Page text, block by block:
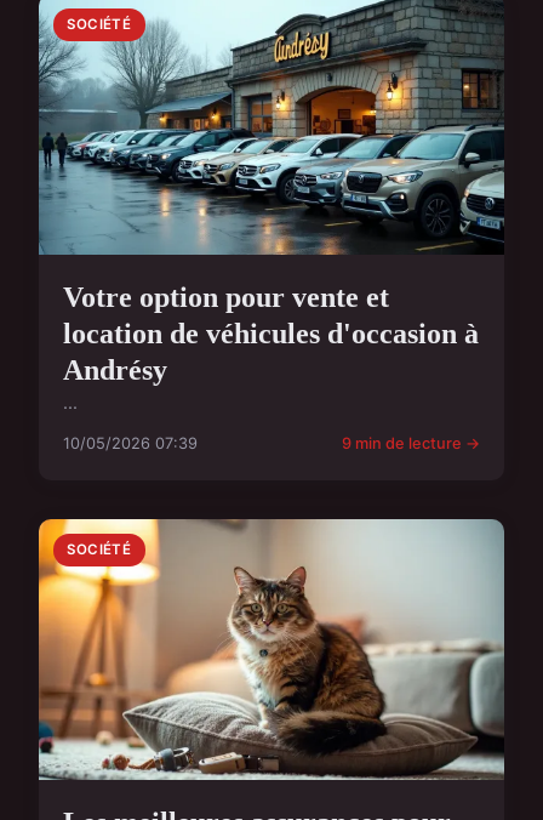
SOCIÉTÉ
Votre option pour vente et
location de véhicules d'occasion à
Andrésy
...
10/05/2026 07:39 9 min de lecture →
SOCIÉTÉ